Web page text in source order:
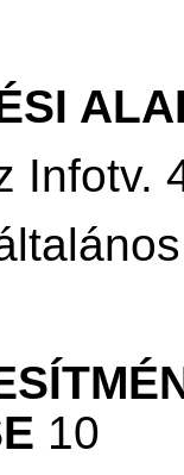
Infotv.
10